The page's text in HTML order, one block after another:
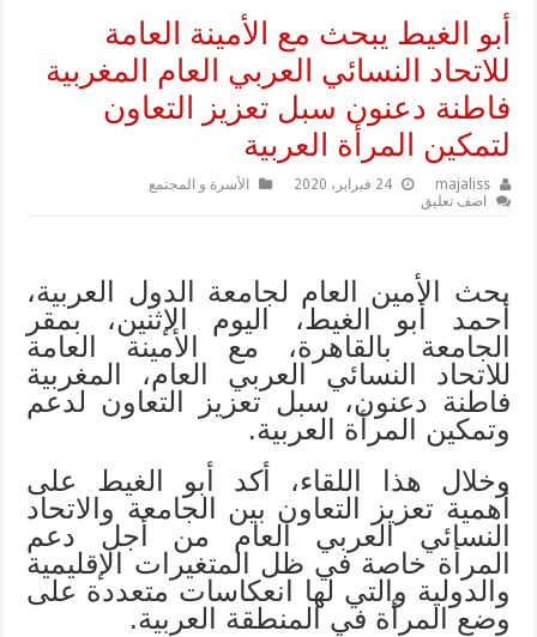
أبو الغيط يبحث مع الأمينة العامة
للاتحاد النسائي العربي العام المغربية
فاطنة دعنون سبل تعزيز التعاون
لتمكين المرأة العربية
majaliss 24 فبراير، 2020
الأسرة و المجتمع
اضف تعليق
بحث الأمين العام لجامعة الدول العربية،
أحمد أبو الغيط، اليوم الإثنين، بمقر
الجامعة بالقاهرة، مع الأمينة العامة
للاتحاد النسائي العربي العام، المغربية
فاطنة دعنون، سبل تعزيز التعاون لدعم
وتمكين المرأة العربية.
وخلال هذا اللقاء، أكد أبو الغيط على
أهمية تعزيز التعاون بين الجامعة والاتحاد
النسائي العربي العام من أجل دعم
المرأة خاصة في ظل المتغيرات الإقليمية
والدولية والتي لها انعكاسات متعددة على
وضع المرأة في المنطقة العربية.